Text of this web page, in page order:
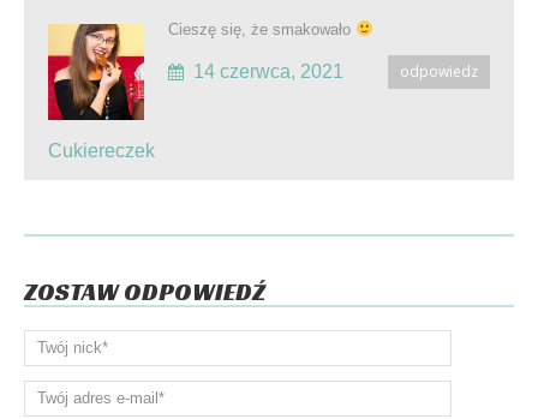
Cukiereczek
Cieszę się, że smakowało
odpowiedz
14 czerwca, 2021
ZOSTAW ODPOWIEDŹ